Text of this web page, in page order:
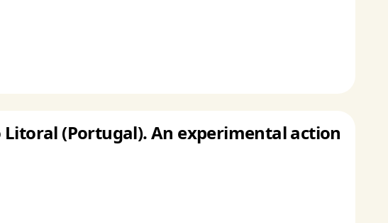
(Portugal). An experimental action